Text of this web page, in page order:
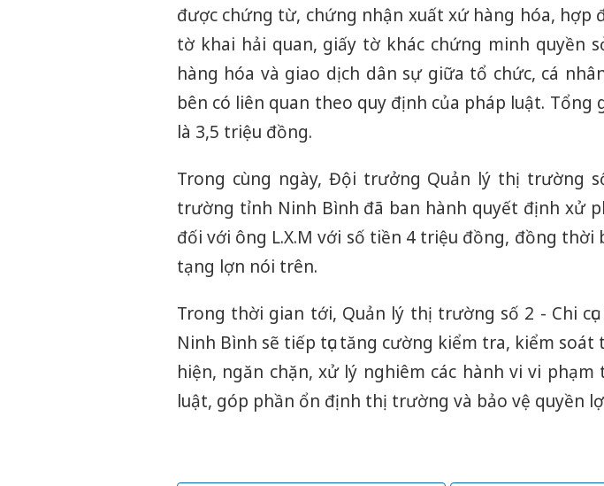
được chứng từ, chứng nhận xuất xứ hàng hóa, hợp
tờ khai hải quan, giấy tờ khác chứng minh quyền
hàng hóa và giao dịch dân sự giữa tổ chức, cá
bên có liên quan theo quy định của pháp luật. Tổng
là 3,5 triệu đồng.
Trong cùng ngày, Đội trưởng Quản lý thị trường
trường tỉnh Ninh Bình đã ban hành quyết định xử
đối với ông L.X.M với số tiền 4 triệu đồng, đồng thời
tạng lợn nói trên.
Trong thời gian tới, Quản lý thị trường số 2 - Chi
Ninh Bình sẽ tiếp tục tăng cường kiểm tra, kiểm
hiện, ngăn chặn, xử lý nghiêm các hành vi vi
luật, góp phần ổn định thị trường và bảo vệ quyền